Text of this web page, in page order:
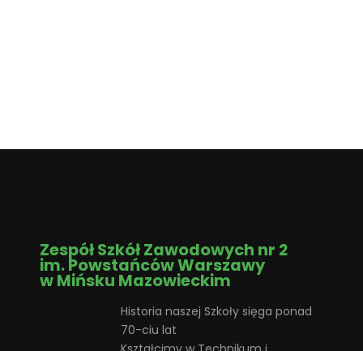
Zespół Szkół Zawodowych nr 2
im. Powstańców Warszawy
w Mińsku Mazowieckim
Historia naszej Szkoły sięga ponad
70-ciu lat